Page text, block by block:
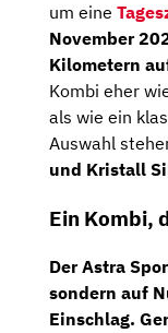
um eine
November
Kilometern
Kombi eher
als wie ein
Auswahl
und Kristall
Ein Kombi,
Der Astra
sondern auf
Einschlag.